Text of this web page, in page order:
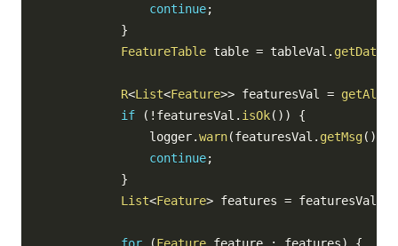
continue;
}
FeatureTable table = tableVal . getData
R<List<Feature>> featuresVal =
if
( ! featuresVal . isOk( ) )
{
                logger
.warn(featuresVal . getMsg( )
continue;
}
List<Feature> features = featuresVal